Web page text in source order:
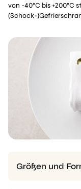
von -40°C bis +200°C
(Schock-
Größen und